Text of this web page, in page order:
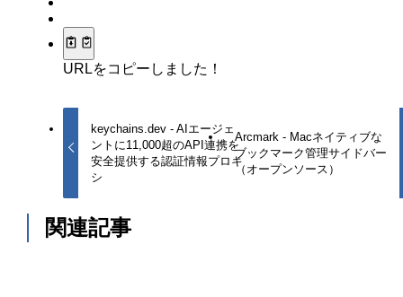
URLをコピーしました！
keychains.dev - AIエージェ
ントに11,000超のAPI連携を
安全提供する認証情報プロキ
シ
Arcmark - Macネイティブな
ブックマーク管理サイドバー
（オープンソース）
関連記事